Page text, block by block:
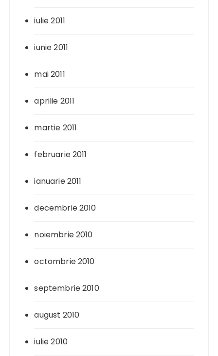
iulie 2011
iunie 2011
mai 2011
aprilie 2011
martie 2011
februarie 2011
ianuarie 2011
decembrie 2010
noiembrie 2010
octombrie 2010
septembrie 2010
august 2010
iulie 2010